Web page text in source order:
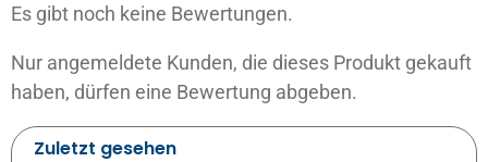
Es gibt noch keine Bewertungen.
Nur angemeldete Kunden, die dieses Produkt gekauft
haben, dürfen eine Bewertung abgeben.
Zuletzt gesehen